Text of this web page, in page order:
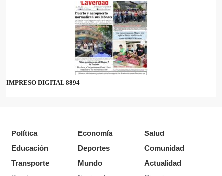
IMPRESO DIGITAL 8894
Política Economía
Salud
Educación
Deportes
Comunidad
Transporte
Mundo Actualidad